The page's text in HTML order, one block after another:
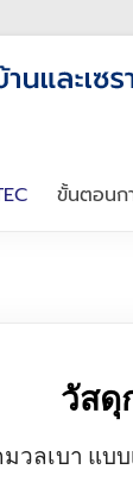
ขั้นตอนก
วัสดุ
วลเบา แบ